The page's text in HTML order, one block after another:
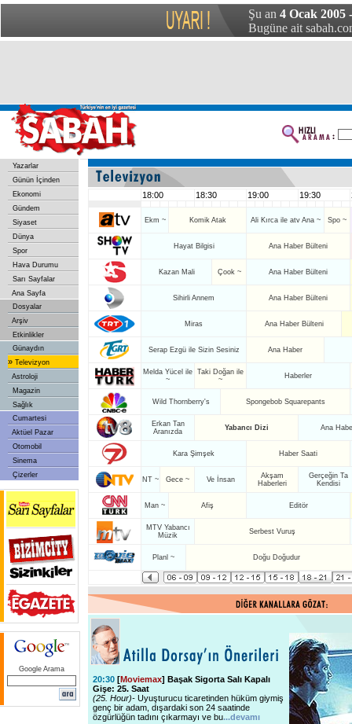
Şu an 4 Ocak 2005
Bugüne ait
Yazarlar
Günün İçinden
Ekonomi
Gündem
Siyaset
Dünya
Spor
Hava Durumu
Sarı Sayfalar
Ana Sayfa
Dosyalar
Arşiv
Etkinlikler
Günaydın
» Televizyon
Astroloji
Magazin
Sağlık
Cumartesi
Aktüel Pazar
Otomobil
Sinema
Çizerler
Google Arama
18:00 18:30 19:00 19:30
Ekm ~ Komik Atak Ali Kırca ile atv Ana ~ Spo ~
Hayat Bilgisi Ana Haber Bülteni
Kazan Mali Çook ~ Ana Haber Bülteni
Sihirli Annem Ana Haber Bülteni
Miras Ana Haber Bülteni
Serap Ezgü ile Sizin Sesiniz Ana Haber
Melda Yücel ile
~
Taki Doğan ile
~
Haberler
Wild Thornberry's Spongebob Squarepants
Erkan Tan
Aranızda
Yabancı Dizi Ana
Kara Şimşek Haber Saati
NT ~ Gece ~ Ve İnsan
Akşam
Haberleri
Gerçeğin Ta
Kendisi
Man ~ Afiş Editör
MTV Yabancı
Müzik
Serbest Vuruş
Planl ~ Doğu Doğudur
20:30 [Moviemax] Başak Sigorta Salı Kapalı
Gişe: 25. Saat
(25. Hour)- Uyuşturucu ticaretinden hüküm giymiş
genç bir adam, dışardaki son 24 saatinde
özgürlüğün tadını çıkarmayı ve bu...devamı